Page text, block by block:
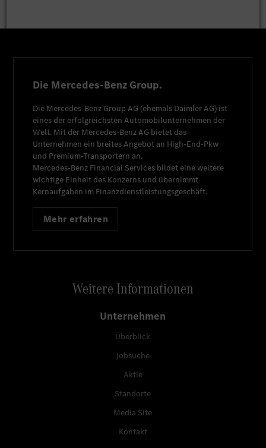
Die Mercedes-Benz Group.
Die Mercedes-Benz Group AG (ehemals Daimler AG) ist
eines der erfolgreichsten Automobilunternehmen der
Welt. Mit der Mercedes-Benz AG bietet das
Unternehmen ein breites Angebot an High-End-Pkw
und Premium-Transportern an.
Mercedes-Benz Financial Services bildet eine weitere
wichtige Einheit des Konzerns und übernimmt
Kernaufgaben im Finanzdienstleistungsgeschäft.
Mehr erfahren
Weitere Informationen
Unternehmen
Überblick
Jobsuche
Aktie
Standorte
Media Site
Kontakt